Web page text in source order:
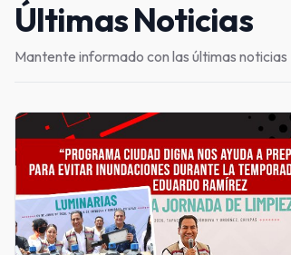
Últimas Noticias
Mantente informado con las últimas noticias